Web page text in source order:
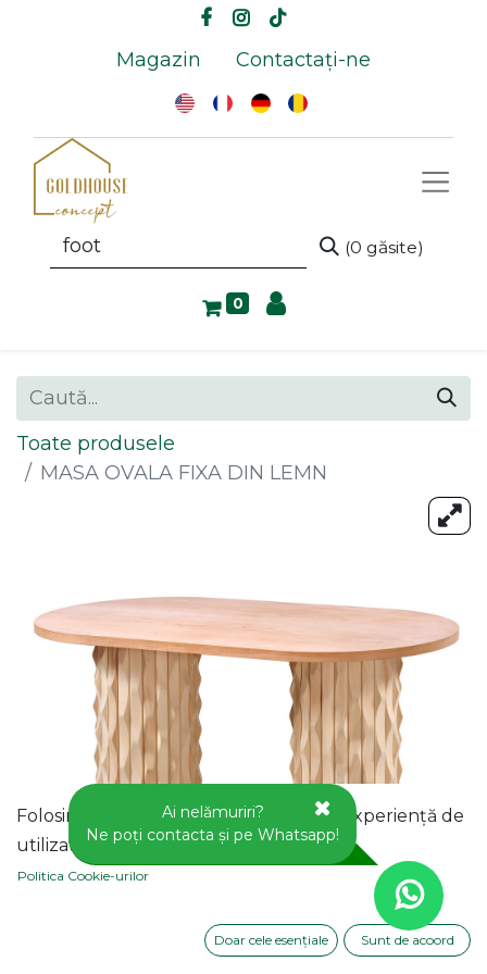
Magazin Contactați-ne
(0 găsite)
0
Toate produsele
MASA OVALA FIXA DIN LEMN
Folosim cookie-uri pentru a vă oferi o experiență de
utilizator mai bună pe acest site web.
Politica Cookie-urilor
Doar cele esențiale Sunt de acoord
Ai nelămuriri?
Ne poți contacta și pe Whatsapp!